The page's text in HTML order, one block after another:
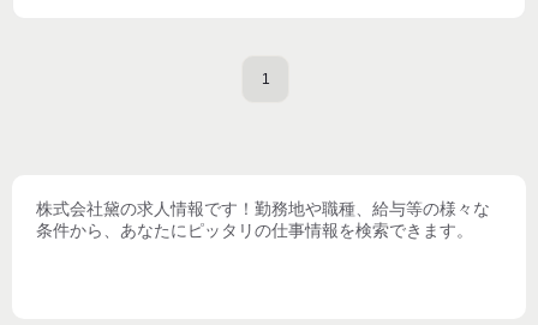
1
株式会社黛の求人情報です！勤務地や職種、給与等の様々な
条件から、あなたにピッタリの仕事情報を検索できます。